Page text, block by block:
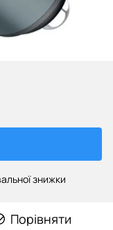
знижки
Порівняти